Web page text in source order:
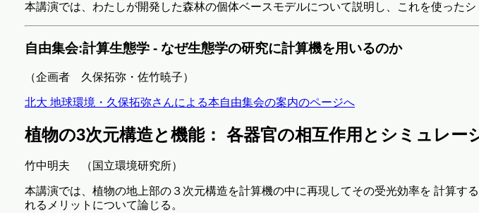
本講演では、わたしが開発した森林の個体ベースモデルについて説明し、これを使った
自由集会:計算生態学 - なぜ生態学の研究に計算機を用いるのか
（企画者 久保拓弥・佐竹暁子）
北大 地球環境・久保拓弥さんによる本自由集会の案内のページへ
植物の3次元構造と機能： 各器官の相互作用とシミュレー
竹中明夫 （国立環境研究所）
本講演では、植物の地上部の３次元構造を計算機の中に再現してその受光効率を 計算
れるメリットについて論じる。